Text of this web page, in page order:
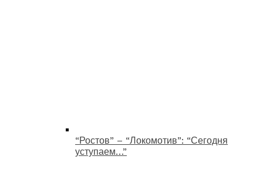
“Ростов” – “Локомотив”: “Сегодня
уступаем…”